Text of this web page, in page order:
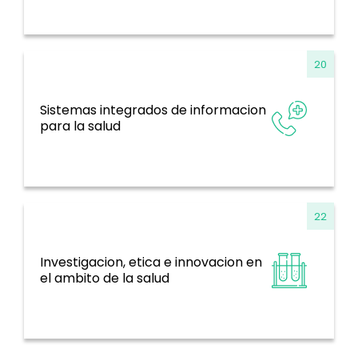
Sistemas integrados de informacion
para la salud
20
Sistemas de información, evidencia e
Investigacion, etica e innovacion en
el ambito de la salud
22
Sistemas de información, evidencia e
investigación